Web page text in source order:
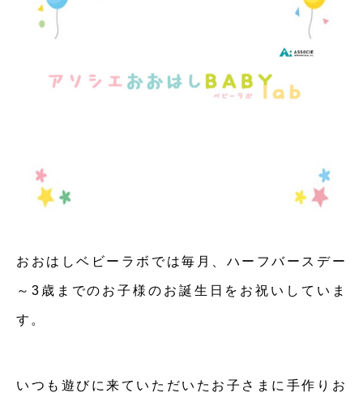
おおはしベビーラボでは毎月、ハーフバースデー
～3歳までのお子様のお誕生日をお祝いしていま
す。
いつも遊びに来ていただいたお子さまに手作りお